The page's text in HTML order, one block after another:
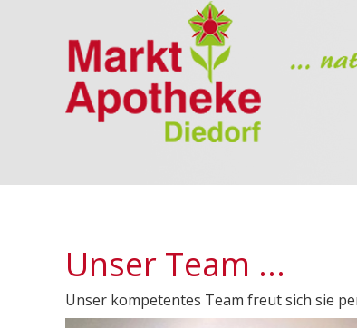
Unser Team ...
Unser kompetentes Team freut sich sie